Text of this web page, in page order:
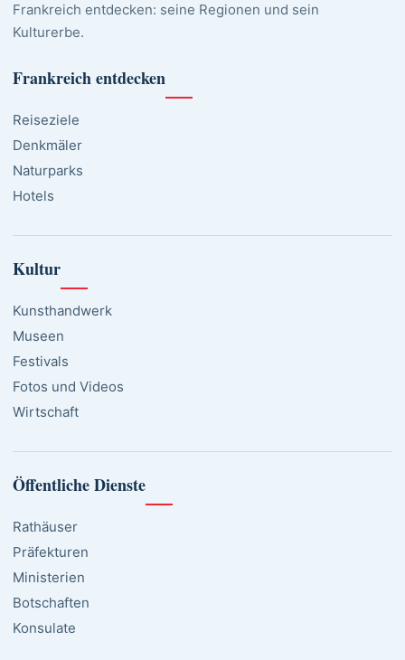
Frankreich entdecken: seine Regionen und sein
Kulturerbe.
Frankreich entdecken
Reiseziele
Denkmäler
Naturparks
Hotels
Kultur
Kunsthandwerk
Museen
Festivals
Fotos und Videos
Wirtschaft
Öffentliche Dienste
Rathäuser
Präfekturen
Ministerien
Botschaften
Konsulate